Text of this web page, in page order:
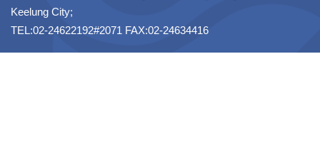
Keelung City;
TEL:02-24622192#2071 FAX:02-24634416